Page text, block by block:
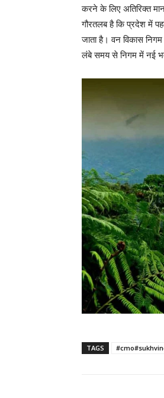
करने के लिए अतिरिक्त
गौरतलब है कि प्रदेश में
जाता है। वन विकास
लंबे समय से निगम में नई
TAGS